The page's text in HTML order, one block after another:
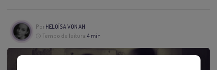
Por HELOÍSA VON AH
Tempo de leitura:4 min